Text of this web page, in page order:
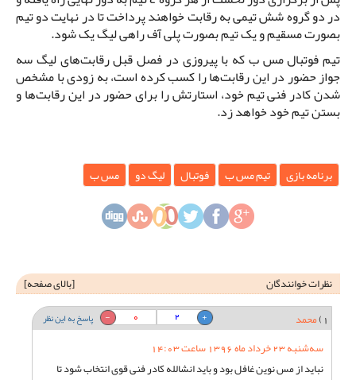
در دو گروه شش تیمی به رقابت خواهند پرداخت تا در نهایت دو تیم
بصورت مسقیم و یک تیم بصورت پلی آف راهی لیگ یک شود.
تیم فوتبال مس ب که با پیروزی در فصل قبل رقابت‌های لیگ سه
جواز حضور در این رقابت‌ها را کسب کرده است، به زودی با مشخص
شدن کادر فنی تیم خود، استارتش را برای حضور در این رقابت‌ها و
بستن تیم خود خواهد زد.
برنامه بازی تیم مس ب فوتبال لیگ دو مس ب
نظرات خوانندگان [بالای صفحه]
1) محمد پاسخ به این نظر 0
2
سه‌شنبه 23 خرداد ماه 1396 ساعت 14:03
نباید از مس نوین غافل بود و باید انشالله کادر فنی قوی انتخاب شود تا